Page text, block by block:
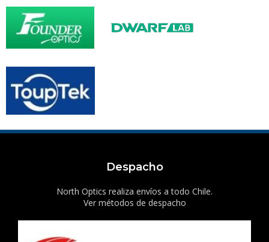
Despacho
North Optics realiza envíos a todo Chile.
Ver métodos de despacho